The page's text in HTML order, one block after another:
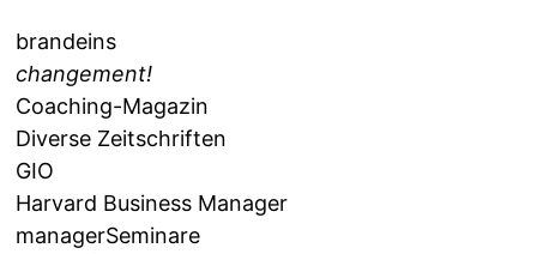
brandeins
changement!
Coaching-Magazin
Diverse Zeitschriften
GIO
Harvard Business Manager
managerSeminare